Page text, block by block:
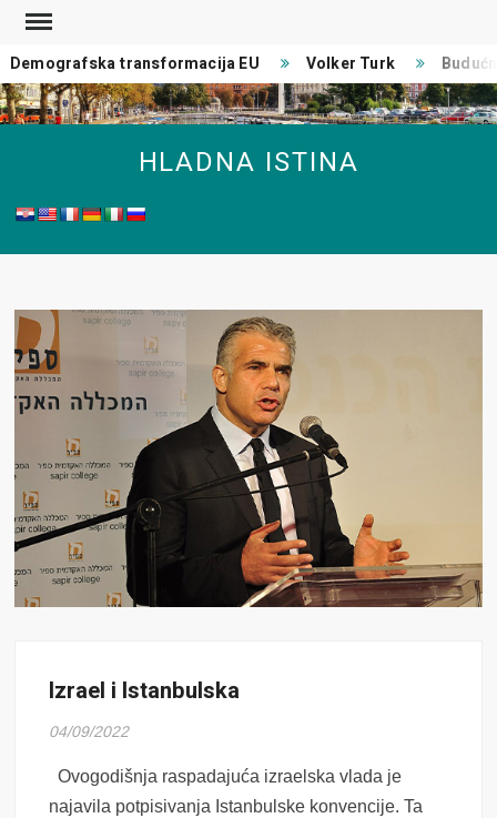
Skip
content
transformacija EU Volker Turk
HLADNA ISTINA
Izrael i Istanbulska
04/09/2022
Ovogodišnja raspadajuća izraelska vlada je
najavila potpisivanja Istanbulske konvencije. Ta